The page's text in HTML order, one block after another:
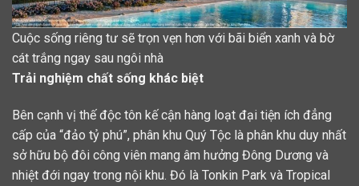
Cuộc sống riêng tư sẽ trọn vẹn hơn với bãi biển xanh và bờ
cát trắng ngay sau ngôi nhà
Trải nghiệm chất sống khác biệt
Bên cạnh vị thế độc tôn kế cận hàng loạt đại tiện ích đẳng
cấp của “đảo tỷ phú”, phân khu Quý Tộc là phân khu duy nhất
sở hữu bộ đôi công viên mang âm hưởng Đông Dương và
nhiệt đới ngay trong nội khu. Đó là Tonkin Park và Tropical